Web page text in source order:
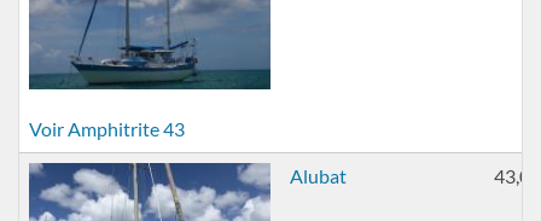
Voir Amphitrite 43
Alubat